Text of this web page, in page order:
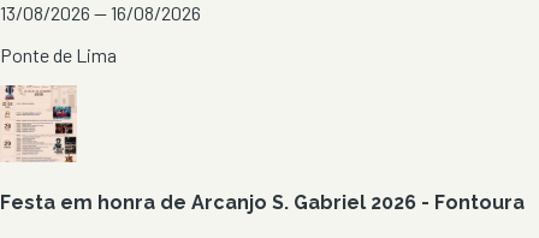
13/08/2026 — 16/08/2026
Ponte de Lima
Festa em honra de Arcanjo S. Gabriel 2026 - Fontoura